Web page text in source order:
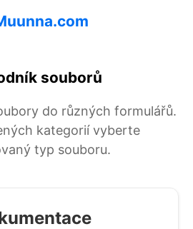
souborů
do různých formulářů.
kategorií vyberte
typ souboru.